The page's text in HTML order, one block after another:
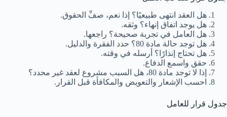
هل العقد انتهى طبيعيًا؟ إذا نعم، صفِّ الحقوق.
هل يوجد اتفاق إنهاء؟ وثقه.
هل العامل في تجربة صحيحة؟ راجعها.
هل توجد حالة مادة 80؟ حدد الفقرة والدليل.
هل تحتاج إنذارًا؟ أرسله في وقته.
حقق واسمع الدفاع.
إذا لا توجد مادة 80، هل السبب مشروع لعقد غير محدد؟
احسب الإشعار والتعويض والمكافأة قبل القرار.
جدول قرار للعامل